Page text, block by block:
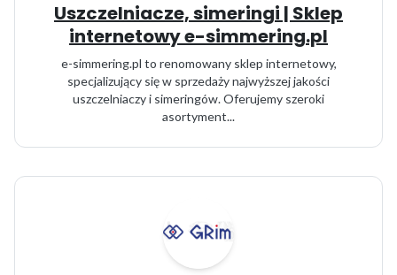
Uszczelniacze, simeringi | Sklep
internetowy e-simmering.pl
e-simmering.pl to renomowany sklep internetowy,
specjalizujący się w sprzedaży najwyższej jakości
uszczelniaczy i simeringów. Oferujemy szeroki
asortyment...